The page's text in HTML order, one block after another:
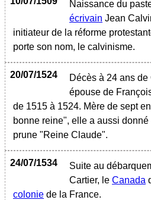
Naissance du
écrivain Jean
initiateur de la réforme
porte son nom, le calvinisme.
20/07/1524
Décès à 24 ans
épouse de
de 1515 à 1524. Mère de sept
bonne reine", elle a aussi
prune "Reine Claude".
24/07/1534
Suite au
Cartier, le Canada
colonie de la France.